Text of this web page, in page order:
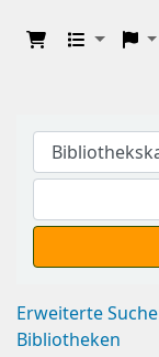
Erweiterte Suche
Bibliotheken